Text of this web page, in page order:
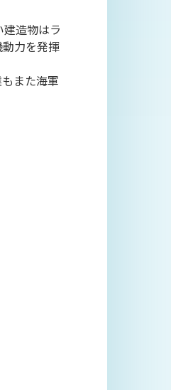
造物はラ
力を発揮
また海軍